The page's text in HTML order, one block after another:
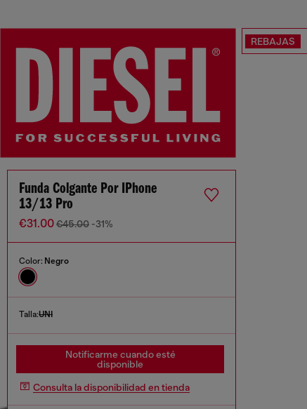
REBAJAS
Funda Colgante Por IPhone
13/13 Pro
€31.00€45.00 -31%
Color: Negro
Talla:UNI
Notificarme cuando esté
disponible
Consulta la disponibilidad en tienda